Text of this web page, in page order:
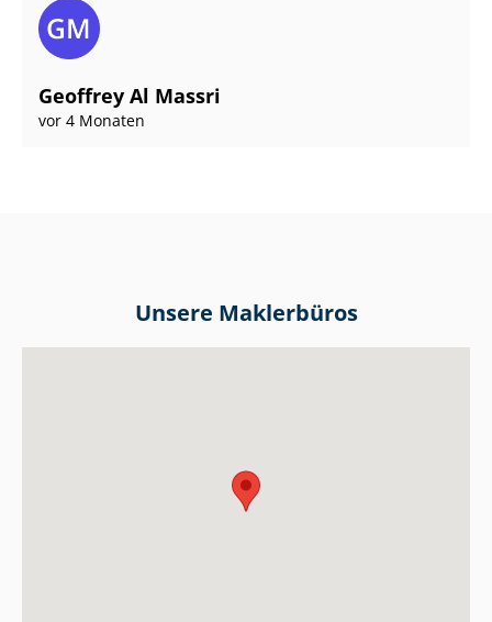
Geoffrey Al Massri
vor 4 Monaten
Unsere Maklerbüros